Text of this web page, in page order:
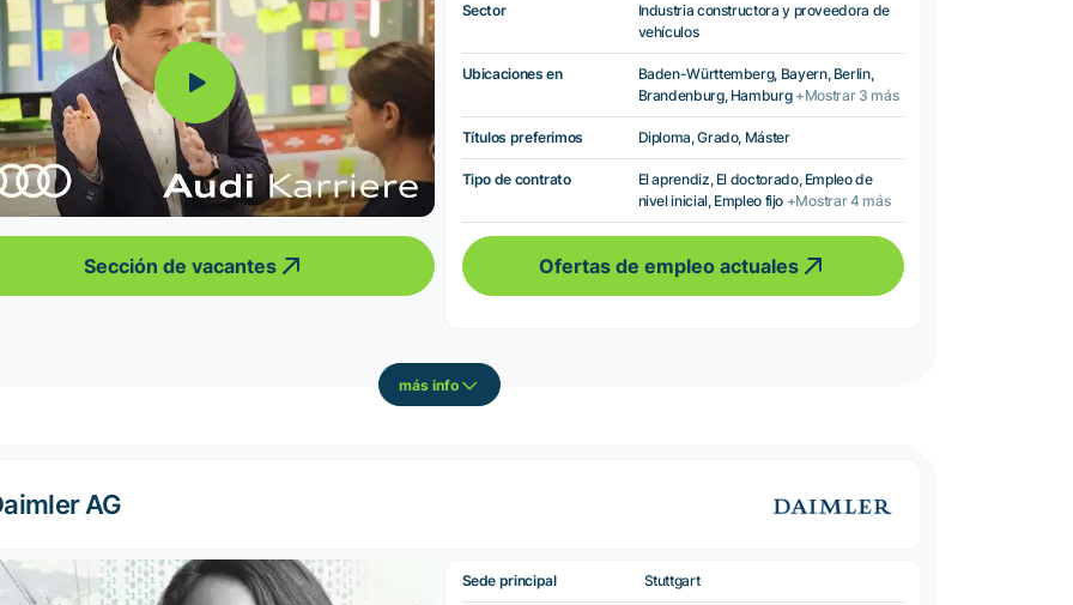
Sección de vacantes
Sector
Industria constructora y proveedora de
vehículos
Ubicaciones en
Baden-Württemberg, Bayern, Berlin,
Brandenburg, Hamburg +Mostrar 3 más
Títulos preferimos Diploma, Grado, Máster
Tipo de contrato
El aprendiz, El doctorado, Empleo de
nivel inicial, Empleo fijo +Mostrar 4 más
Ofertas de empleo actuales
más info
AG
Sede principal Stuttgart